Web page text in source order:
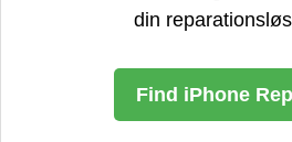
din
Find iPhone